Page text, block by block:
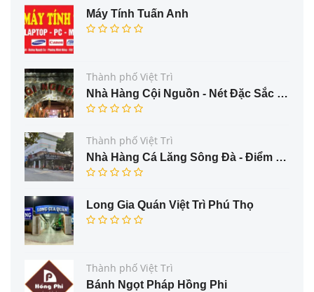
Máy Tính Tuấn Anh
Thành phố Việt Trì
Nhà Hàng Cội Nguồn - Nét Đặc Sắc Ẩm Thực Trung Du Phú Thọ
Thành phố Việt Trì
Nhà Hàng Cá Lăng Sông Đà - Điểm Đến Hấp Dẫn Cho Thực Khách Yêu Thích Cá Đặc Sản
Long Gia Quán Việt Trì Phú Thọ
Thành phố Việt Trì
Bánh Ngọt Pháp Hồng Phi